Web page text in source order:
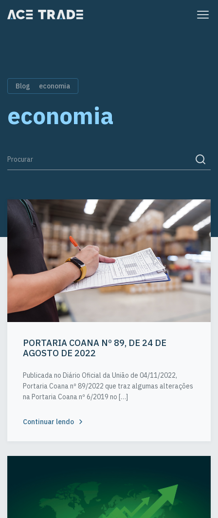
para
Blog economia
economia
PORTARIA COANA Nº 89, DE 24 DE
AGOSTO DE 2022
Publicada no Diário Oficial da União de 04/11/2022,
Portaria Coana nº 89/2022 que traz algumas alterações
na Portaria Coana nº 6/2019 no […]
Continuar lendo